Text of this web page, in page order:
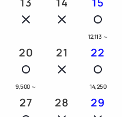
12,113 ～
20
9,500 ～
21 22
14,250
27 28 29